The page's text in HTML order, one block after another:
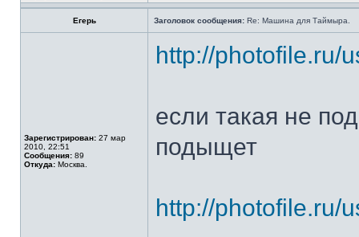
Егерь Заголовок сообщения: Re: Машина для Таймыра.
Зарегистрирован: 27 мар
2010, 22:51
Сообщения: 89
Откуда: Москва.
http://photofile.ru/
если такая не
подыщет
http://photofile.ru/